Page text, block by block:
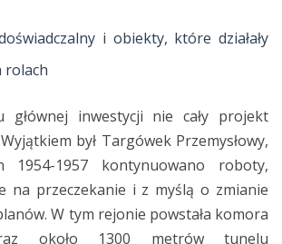
i obiekty, które działały
rolach
głównej inwestycji nie cały projekt
był Targówek Przemysłowy,
1954-1957 kontynuowano roboty,
na przeczekanie i z myślą o zmianie
W tym rejonie powstała komora
około 1300 metrów tunelu